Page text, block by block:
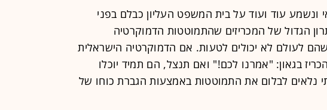
ונשמע עוד ועוד על בית המשפט העליון כבלם בפני
הגדול של המכריזים שהתמוטטות הדמוקרטיה
לעולם לא יכולים לטעות. אם הדמוקרטיה הישראלית
בגאון: "אמרנו לכם!" ואם תנצל, הם תמיד יוכלו
נלאים לבלום את התמוטטות באמצעות הגברת כוחו של